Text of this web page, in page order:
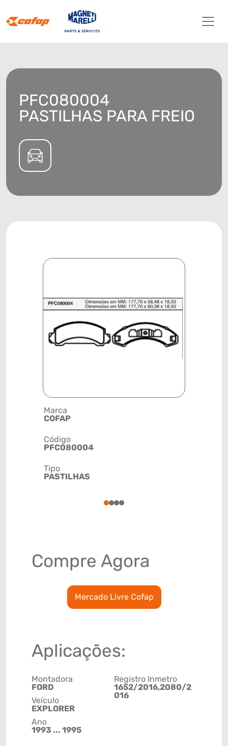
PFC080004
PASTILHAS PARA FREIO
Marca
COFAP
Código
PFC080004
Tipo
PASTILHAS
1234
Compre Agora
Mercado Livre Cofap
Aplicações:
Montadora
FORD
Veículo
EXPLORER
Ano
1993 ... 1995
Registro Inmetro
1652/2016,2080/2
016